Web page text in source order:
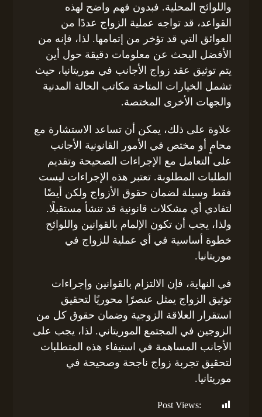
واللوائح المحلية. فبدون فهم واضح لهذه
القواعد، قد تواجه عملية الزواج عددًا من
العوائق التي قد تؤخر من إتمامها. لذا، فإنه من
الأفضل البحث عن معلومات دقيقة حول أين
يتم توثيق عقد زواج الأجانب في موريتانيا، حيث
تشمل الخيارات المتاحة مكاتب الحالة المدنية
والجهات الأخرى المختصة.
علاوة على ذلك، يمكن أن تساعد الاستشارة مع
محامٍ أو مختص في الأمور القانونية الأجانب
على التعامل مع الإجراءات الصحيحة وتقديم
الطلبات المطلوبة. تعتبر هذه الإجراءات ليست
فقط وسيلة لضمان حقوق الأزواج ولكن أيضًا
لتفادي أي مشكلات قانونية قد تنشأ مستقبلًا.
ولذا، يجب أن تكون الإلمام بالقوانين واللوائح
خطوة أساسية في أي عملية للزواج في
موريتانيا.
في النهاية، فإن الالتزام بالقوانين وإجراءات
توثيق الزواج يمثل عنصرًا محوريًا لتحقيق
استقرار العلاقة الزوجية وضمان حقوق كل من
الزوجين في المجتمع الموريتاني. لذا، يجب على
الأجانب المساهمة في استيفاء هذه المتطلبات
لتحقيق تجربة زواج ناجحة وصحيحة في
موريتانيا.
Post Views: